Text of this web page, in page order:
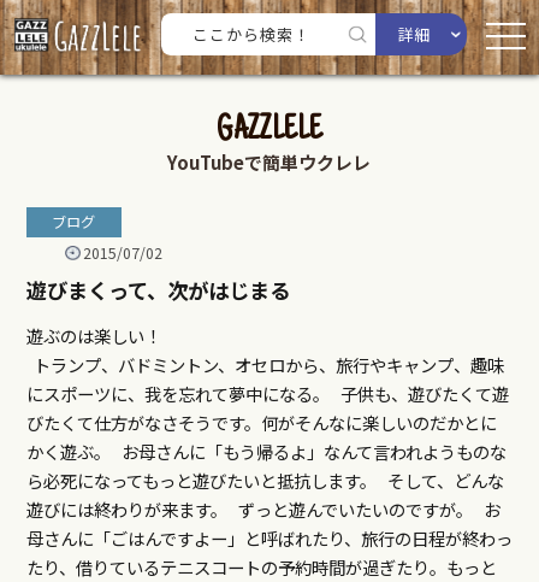
詳細
GAZZLELE
YouTubeで簡単ウクレレ
ブログ
2015/07/02
遊びまくって、次がはじまる
遊ぶのは楽しい！
トランプ、バドミントン、オセロから、旅行やキャンプ、趣味
にスポーツに、我を忘れて夢中になる。 子供も、遊びたくて遊
びたくて仕方がなさそうです。何がそんなに楽しいのだかとに
かく遊ぶ。 お母さんに「もう帰るよ」なんて言われようものな
ら必死になってもっと遊びたいと抵抗します。 そして、どんな
遊びには終わりが来ます。 ずっと遊んでいたいのですが。 お
母さんに「ごはんですよー」と呼ばれたり、旅行の日程が終わっ
たり、借りているテニスコートの予約時間が過ぎたり。もっと